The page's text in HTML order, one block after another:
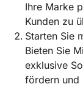
Ihre Marke
Kunden zu
Starten Sie
Bieten Sie
exklusive
fördern und